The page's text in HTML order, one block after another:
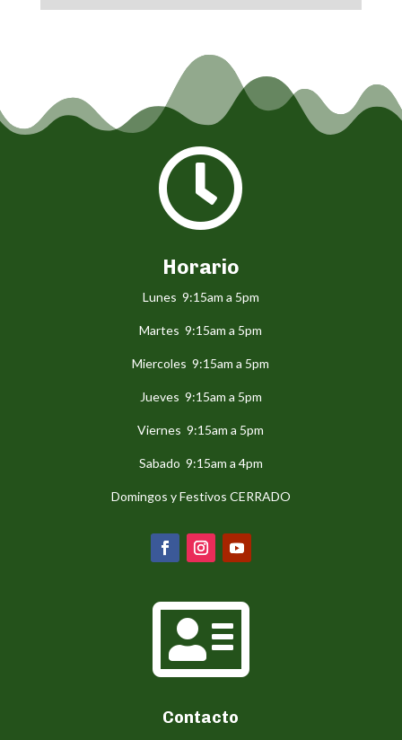

Horario
Lunes 9:15am a 5pm
Martes 9:15am a 5pm
Miercoles 9:15am a 5pm
Jueves 9:15am a 5pm
Viernes 9:15am a 5pm
Sabado 9:15am a 4pm
Domingos y Festivos CERRADO

Contacto